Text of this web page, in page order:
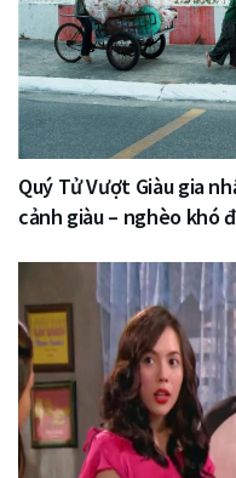
Quý Tử Vượt Giàu gia
cảnh giàu – nghèo khó